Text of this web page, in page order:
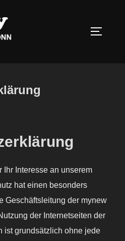
Suchen
Ihr Interesse an unserem
hat einen besonders
Geschäftsleitung der mynew
der Internetseiten der
ist grundsätzlich ohne jede